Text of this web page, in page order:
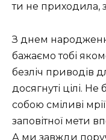
ти не приходила,
З днем
бажаємо тобі
безліч приводів
досягнуті цілі.
собою сміливі
заповітної мети
А ми завжди